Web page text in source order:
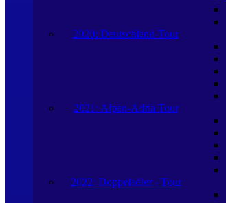
2020: Deutschland-Tour
2021: Alpen-Adria Tour
2022: Doppeladler - Tour